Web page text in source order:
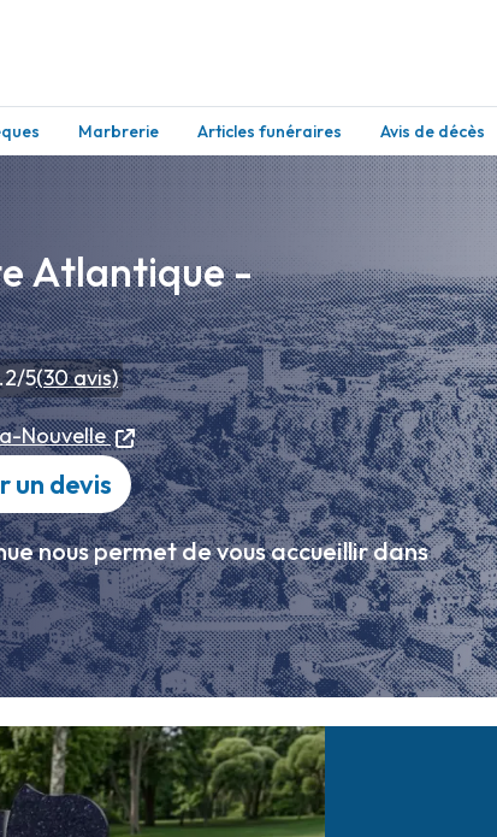
Marbrerie Articles funéraires Avis de décès
Atlantique -
/5(30avis)
Nouvelle
un devis
nous permet de vous accueillir dans